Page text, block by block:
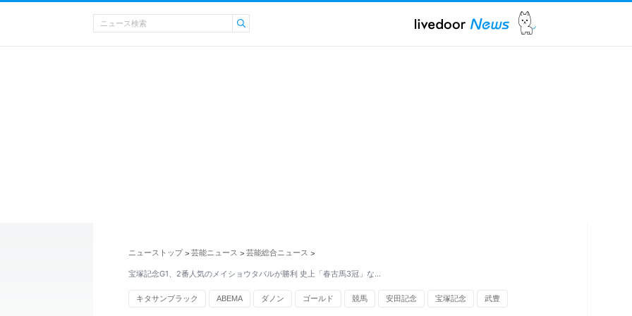
ニューストップ > 芸能ニュース > 芸能総合ニュース >
宝塚記念G1、2番人気のメイショウタバルが勝利 史上「春古馬3冠」な…
キタサンブラック ABEMA ダノン ゴールド 競馬 安田記念 宝塚記念 武豊